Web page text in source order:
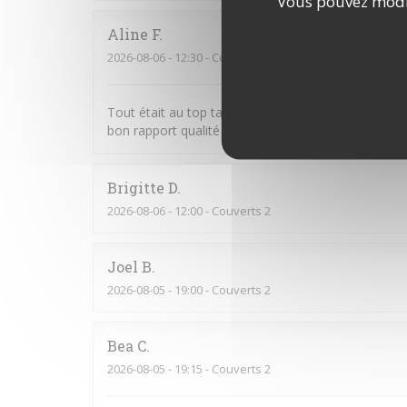
Aline F
2026-08-06- 12:30 - Couverts 2
Tout était au top tant le service que les plats 😊
bon rapport qualité prix 👌
Brigitte D
2026-08-06- 12:00 - Couverts 2
Joel B
2026-08-05 - 19:00 - Couverts 2
Bea C
2026-08-05 - 19:15 - Couverts 2